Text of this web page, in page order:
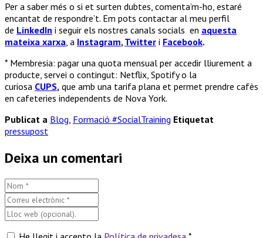
Per a saber més o si et surten dubtes, comenta’m-ho, estaré
encantat de respondre’t. Em pots contactar al meu perfil
de LinkedIn i seguir els nostres canals socials en aquesta
mateixa xarxa, a Instagram,Twitter i Facebook.
* Membresia: pagar una quota mensual per accedir lliurement a
producte, servei o contingut: Netflix, Spotify o la
curiosa CUPS, que amb una tarifa plana et permet prendre cafès
en cafeteries independents de Nova York.
Publicat a Blog, Formació #SocialTraining Etiquetat
pressupost
Deixa un comentari